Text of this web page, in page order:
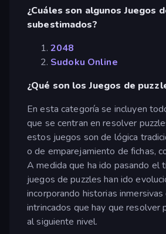
¿Cuáles son algunos Juegos
subestimados?
2048
Sudoku Online
¿Qué son los Juegos de
En esta categoría se incluyen
que se centran en resolver
estos juegos son de lógica
o de emparejamiento de fichas,
A medida que ha ido pasando el
juegos de puzzles han ido
incorporando historias
intrincados que hay que resolver
al siguiente nivel.